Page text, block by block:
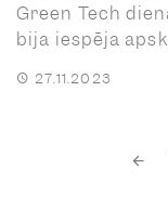
Green Tech
bija iespēja
27.11.2023